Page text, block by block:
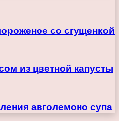
со сгущенкой
из цветной капусты
авголемоно супа